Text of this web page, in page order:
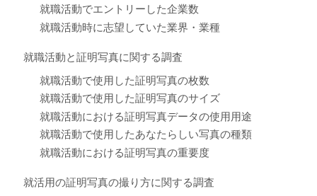
就職活動でエントリーした企業数
就職活動時に志望していた業界・業種
就職活動と証明写真に関する調査
就職活動で使用した証明写真の枚数
就職活動で使用した証明写真のサイズ
就職活動における証明写真データの使用用途
就職活動で使用したあなたらしい写真の種類
就職活動における証明写真の重要度
就活用の証明写真の撮り方に関する調査